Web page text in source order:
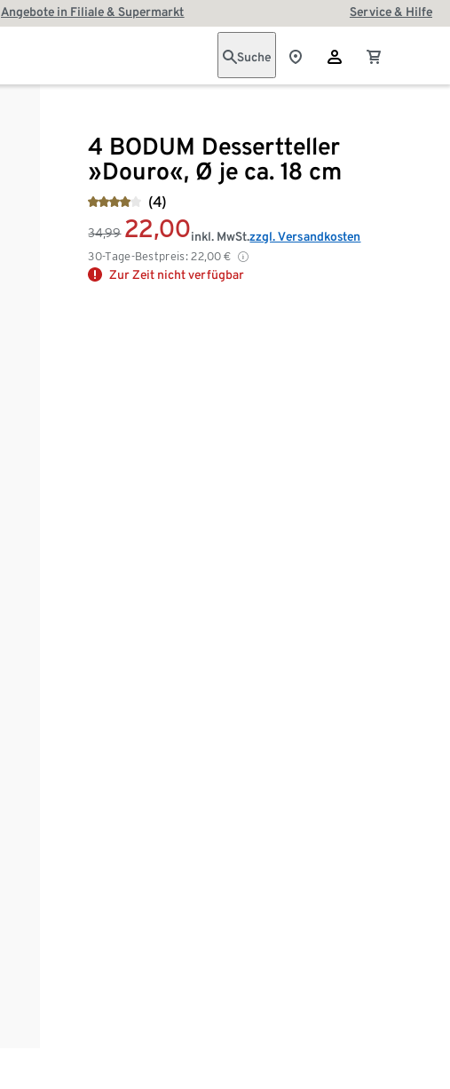
Angebote in Filiale & Supermarkt Service & Hilfe
Suche
4 BODUM Dessertteller
»Douro«, Ø je ca. 18 cm
(4)
34,99 22,00
30-Tage-Bestpreis: 22,00 €
inkl. MwSt.zzgl. Versandkosten
Zur Zeit nicht verfügbar